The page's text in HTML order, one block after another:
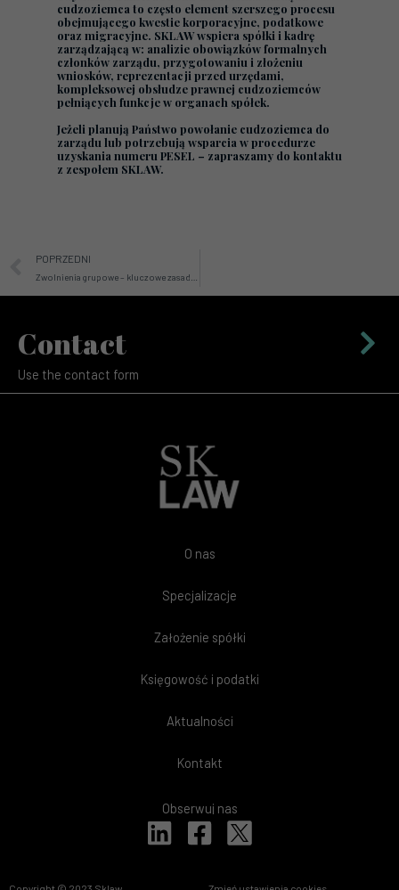
cudzoziemca to często element szerszego procesu
obejmującego kwestie korporacyjne, podatkowe
oraz migracyjne. SKLAW wspiera spółki i kadrę
zarządzającą w: analizie obowiązków formalnych
członków zarządu, przygotowaniu i złożeniu
wniosków, reprezentacji przed urzędami,
kompleksowej obsłudze prawnej cudzoziemców
pełniących funkcje w organach spółek.
Jeżeli planują Państwo powołanie cudzoziemca do
zarządu lub potrzebują wsparcia w procedurze
uzyskania numeru PESEL – zapraszamy do kontaktu
z zespołem SKLAW.
Prev
POPRZEDNI
Contact
Use the contact form
O nas
Specjalizacje
Założenie spółki
Księgowość i podatki
Aktualności
Kontakt
Obserwuj nas
L
i
F
a
c